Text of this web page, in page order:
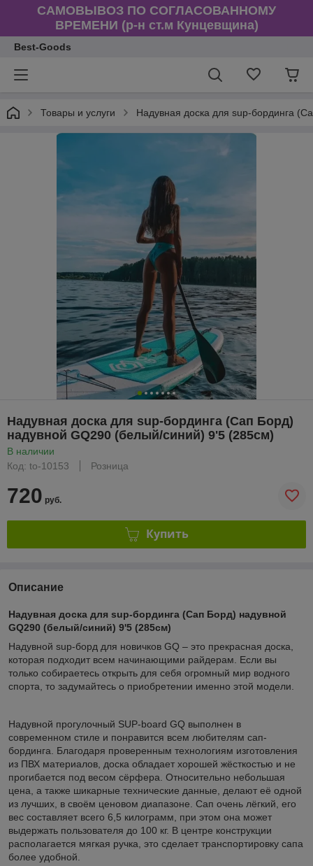
САМОВЫВОЗ ПО СОГЛАСОВАННОМУ
ВРЕМЕНИ (р-н ст.м Кунцевщина)
Best-Goods
Товары и услуги Надувная доска для sup-бординга
Надувная доска для sup-бординга (Сап Борд)
надувной GQ290 (белый/синий) 9'5 (285см)
В наличии
Код: to-10153
Розница
720 руб.
Купить
Описание
Надувная доска для sup-бординга (Сап Борд) надувной
GQ290 (белый/синий) 9'5 (285см)
Надувной sup-борд для новичков GQ – это прекрасная доска,
которая подходит всем начинающими райдерам. Если вы
только собираетесь открыть для себя огромный мир водного
спорта, то задумайтесь о приобретении именно этой модели.
Надувной прогулочный SUP-board GQ выполнен в
современном стиле и понравится всем любителям сап-
бординга. Благодаря проверенным технологиям изготовления
из ПВХ материалов, доска обладает хорошей жёсткостью и не
прогибается под весом сёрфера. Относительно небольшая
цена, а также шикарные технические данные, делают её одной
из лучших, в своём ценовом диапазоне. Сап очень лёгкий, его
вес составляет всего 6,5 килограмм, при этом она может
выдержать пользователя до 100 кг. В центре конструкции
располагается мягкая ручка, это сделает транспортировку сапа
более удобной.